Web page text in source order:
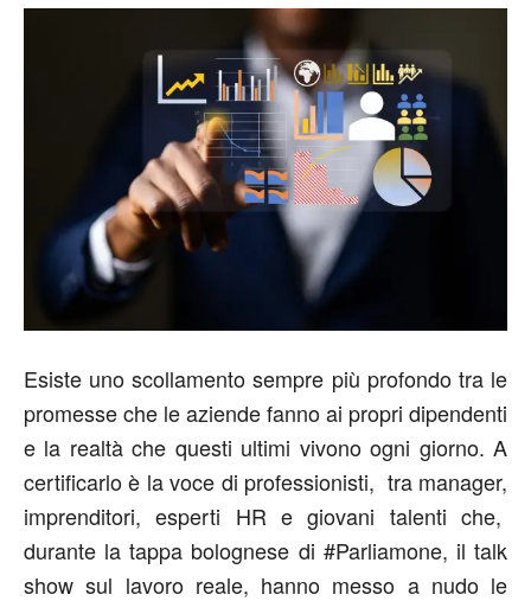
Esiste uno scollamento sempre più profondo tra le
promesse che le aziende fanno ai propri dipendenti
e la realtà che questi ultimi vivono ogni giorno. A
certificarlo è la voce di professionisti, tra manager,
imprenditori, esperti HR e giovani talenti che,
durante la tappa bolognese di #Parliamone, il talk
show sul lavoro reale, hanno messo a nudo le